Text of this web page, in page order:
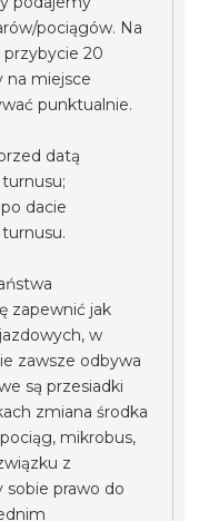
pociągów. Na
20
na miejsce
punktualnie.
datą
dacie
zapewnić jak
w
zawsze odbywa
są przesiadki
zmiana środka
mikrobus,
z
prawo do